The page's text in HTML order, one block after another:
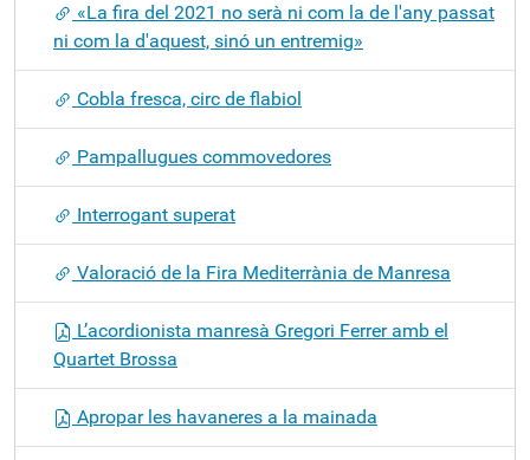
«La fira del 2021 no serà ni com la de l'any passat
ni com la d'aquest, sinó un entremig»
Cobla fresca, circ de flabiol
Pampallugues commovedores
Interrogant superat
Valoració de la Fira Mediterrània de Manresa
L’acordionista manresà Gregori Ferrer amb el
Quartet Brossa
Apropar les havaneres a la mainada